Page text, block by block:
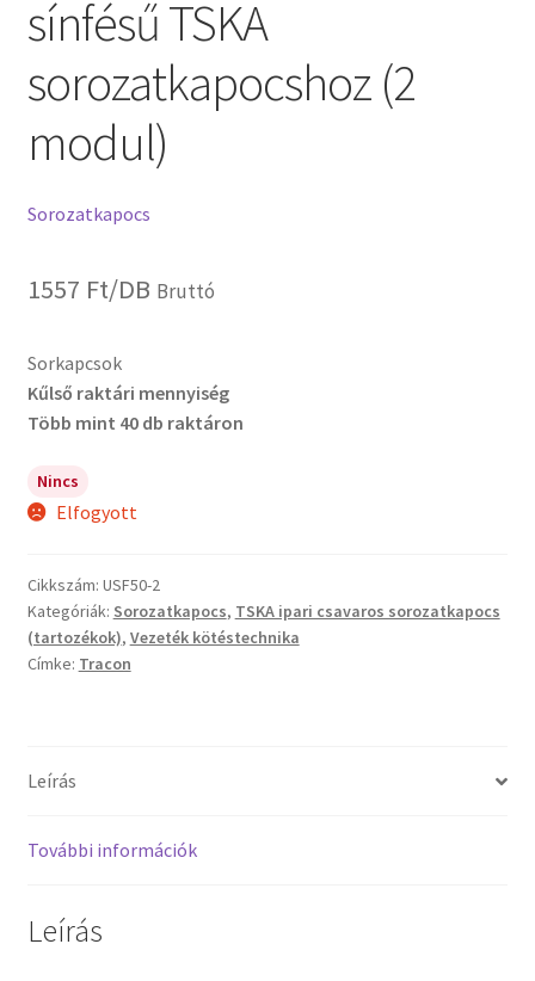
sínfésű TSKA
sorozatkapocshoz (2
modul)
Sorozatkapocs
1557 Ft/DB Bruttó
Sorkapcsok
Kűlső raktári mennyiség
Több mint 40 db raktáron
Nincs
Elfogyott
Cikkszám: USF50-2
Kategóriák: Sorozatkapocs, TSKA ipari csavaros sorozatkapocs
(tartozékok), Vezeték kötéstechnika
Címke: Tracon
Leírás
További információk
Leírás